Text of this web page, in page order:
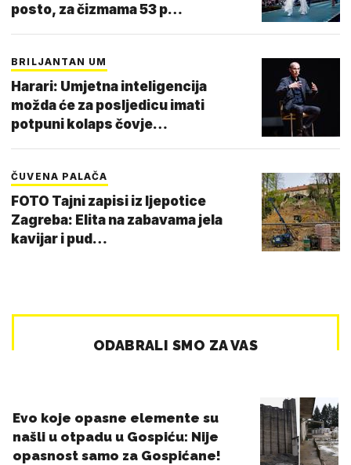
posto, za čizmama 53 p…
BRILJANTAN UM
Harari: Umjetna inteligencija
možda će za posljedicu imati
potpuni kolaps čovje…
ČUVENA PALAČA
FOTO Tajni zapisi iz ljepotice
Zagreba: Elita na zabavama jela
kavijar i pud…